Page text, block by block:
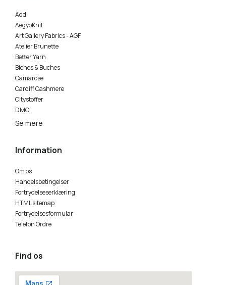
Addi
AegyoKnit
Art Gallery Fabrics - AGF
Atelier Brunette
Better Yarn
Biches & Buches
Camarose
Cardiff Cashmere
Citystoffer
DMC
Se mere
Information
Om os
Handelsbetingelser
Fortrydelseserklæring
HTML sitemap
Fortrydelsesformular
Telefon Ordre
Find os